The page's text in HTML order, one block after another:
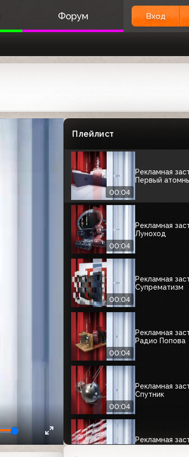
Форум Вход
Плейлист
СЕРИЯ ЗАСТАВОК
Рекламная
00:04
Рекламная
00:04
Рекламная
Первый
00:04
Рекламная
Луноход
00:04
Рекламная
Супрематизм
00:04
Рекламная
Радио Попова
00:04
Рекламная
Спутник
Рекламная
Таблица